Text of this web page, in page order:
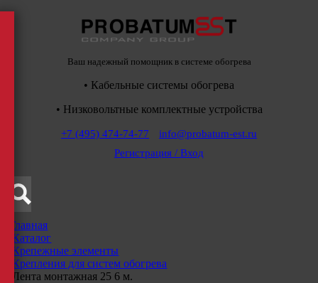
Ваш надежный помощник в системе обогрева
• Кабельные системы обогрева
• Низковольтные комплектные устройства
+7 (495) 474-74-77
info@probatum-est.ru
Регистрация / Вход
Главная
Каталог
Крепежные элементы
Крепления для систем обогрева
Лента монтажная 25 6 м.